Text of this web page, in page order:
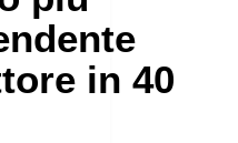
in 40